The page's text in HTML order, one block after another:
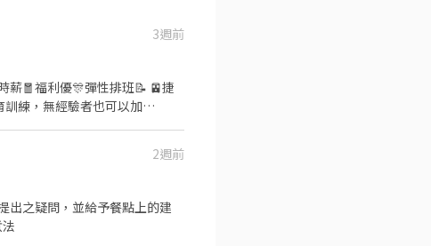
3週前
🧧福利優🎊彈性排班📝 🚈捷
→提供餐點→餐具清洗→環境整
驗者也OK✨️ ⭕獎金福利 ▪生
位計算！ ▪介紹親朋好友入
意外險 ③每月提撥勞工退休新
免費健檢
2週前
出之疑問，並給予餐點上的建